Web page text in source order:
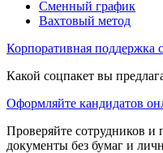
Сменный график
Вахтовый метод
Корпоративная поддержка
Какой соцпакет вы
Оформляйте кандидатов
Проверяйте сотрудников и
документы без бумаг и